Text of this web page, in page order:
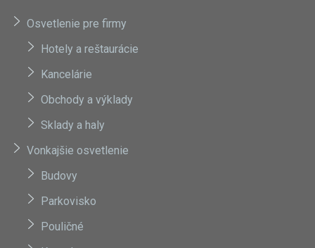
Osvetlenie pre firmy
Hotely a reštaurácie
Kancelárie
Obchody a výklady
Sklady a haly
Vonkajšie osvetlenie
Budovy
Parkovisko
Pouličné